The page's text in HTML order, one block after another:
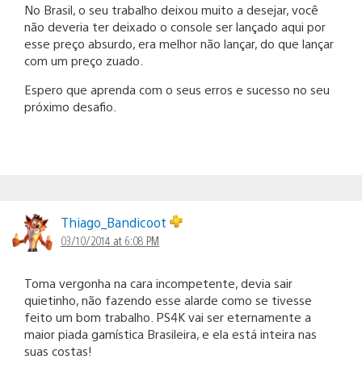
No Brasil, o seu trabalho deixou muito a desejar, você
não deveria ter deixado o console ser lançado aqui por
esse preço absurdo, era melhor não lançar, do que lançar
com um preço zuado.
Espero que aprenda com o seus erros e sucesso no seu
próximo desafio.
Thiago_Bandicoot
03/10/2014 at 6:08 PM
Toma vergonha na cara incompetente, devia sair
quietinho, não fazendo esse alarde como se tivesse
feito um bom trabalho. PS4K vai ser eternamente a
maior piada gamística Brasileira, e ela está inteira nas
suas costas!